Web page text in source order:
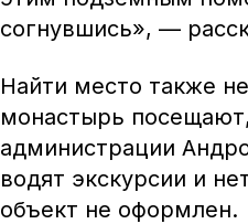
согнувшись», —
Найти место также
монастырь
администрации
водят экскурсии и
объект не оформлен.